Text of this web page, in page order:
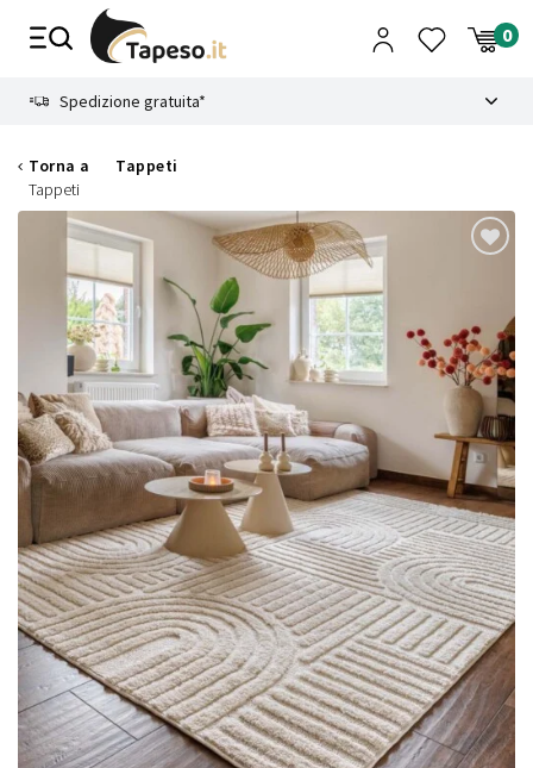
Spedizione gratuita*
Torna a
Tappeti
Tappeti